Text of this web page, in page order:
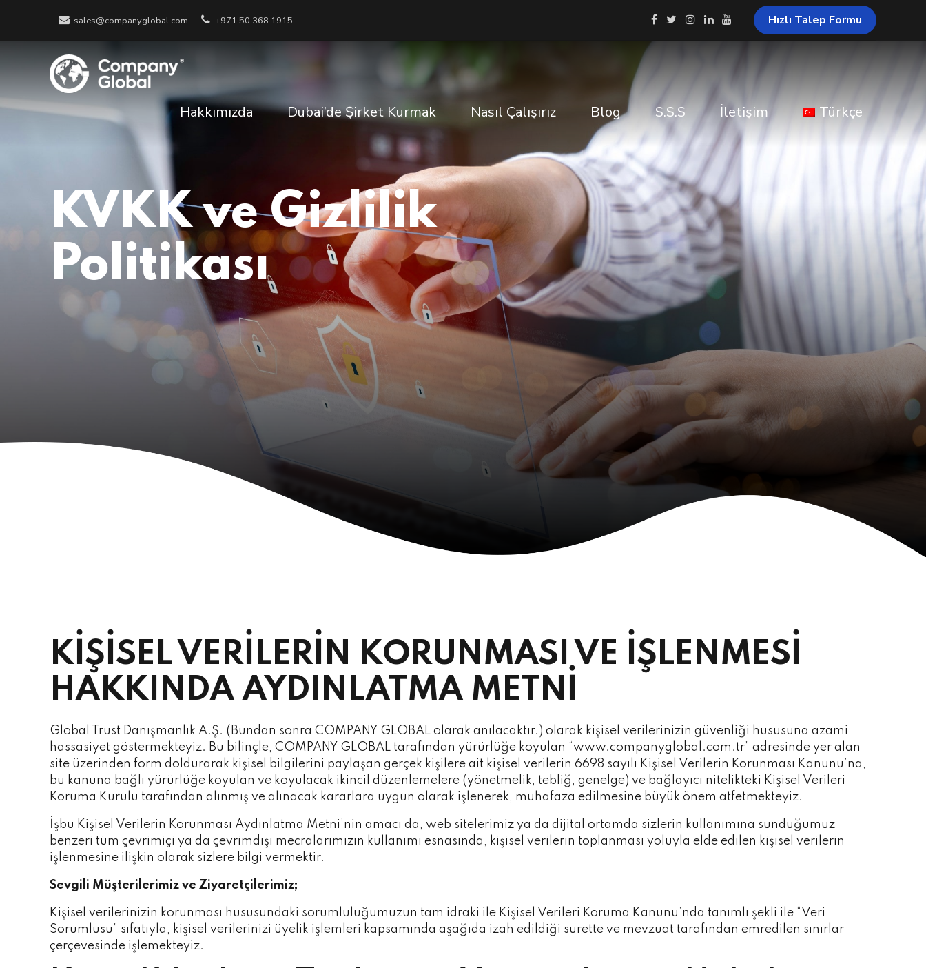
sales@companyglobal.com +971 50 368 1915 Hızlı Talep Formu
Hakkımızda Dubai’de Şirket Kurmak Nasıl Çalışırız Blog S.S.S İletişim
Türkçe
English
KVKK ve Gizlilik
Politikası
KİŞİSEL VERİLERİN KORUNMASI VE İŞLENMESİ
HAKKINDA AYDINLATMA METNİ
Global Trust Danışmanlık A.Ş. (Bundan sonra COMPANY GLOBAL olarak anılacaktır.) olarak kişisel verilerinizin güvenliği hususuna azami
hassasiyet göstermekteyiz. Bu bilinçle, COMPANY GLOBAL tarafından yürürlüğe koyulan “www.companyglobal.com.tr” adresinde yer alan
site üzerinden form doldurarak kişisel bilgilerini paylaşan gerçek kişilere ait kişisel verilerin 6698 sayılı Kişisel Verilerin Korunması Kanunu’na,
bu kanuna bağlı yürürlüğe koyulan ve koyulacak ikincil düzenlemelere (yönetmelik, tebliğ, genelge) ve bağlayıcı nitelikteki Kişisel Verileri
Koruma Kurulu tarafından alınmış ve alınacak kararlara uygun olarak işlenerek, muhafaza edilmesine büyük önem atfetmekteyiz.
İşbu Kişisel Verilerin Korunması Aydınlatma Metni’nin amacı da, web sitelerimiz ya da dijital ortamda sizlerin kullanımına sunduğumuz
benzeri tüm çevrimiçi ya da çevrimdışı mecralarımızın kullanımı esnasında, kişisel verilerin toplanması yoluyla elde edilen kişisel verilerin
işlenmesine ilişkin olarak sizlere bilgi vermektir.
Sevgili Müşterilerimiz ve Ziyaretçilerimiz;
Kişisel verilerinizin korunması hususundaki sorumluluğumuzun tam idraki ile Kişisel Verileri Koruma Kanunu’nda tanımlı şekli ile “Veri
Sorumlusu” sıfatıyla, kişisel verilerinizi üyelik işlemleri kapsamında aşağıda izah edildiği surette ve mevzuat tarafından emredilen sınırlar
çerçevesinde işlemekteyiz.